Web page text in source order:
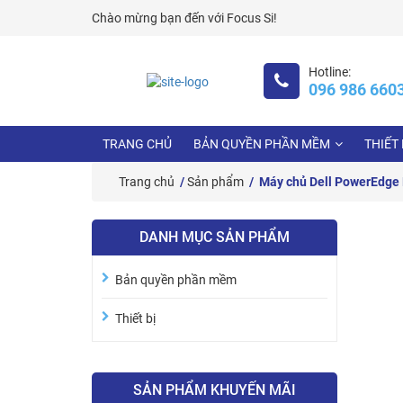
Chào mừng bạn đến với Focus Si!
Hotline:
096 986
TRANG CHỦ BẢN QUYỀN PHẦN MỀM THIẾT
Trang chủ /Sản phẩm / Máy chủ Dell PowerEdge
DANH MỤC SẢN PHẨM
Bản quyền phần mềm
Thiết bị
SẢN PHẨM KHUYẾN MÃI